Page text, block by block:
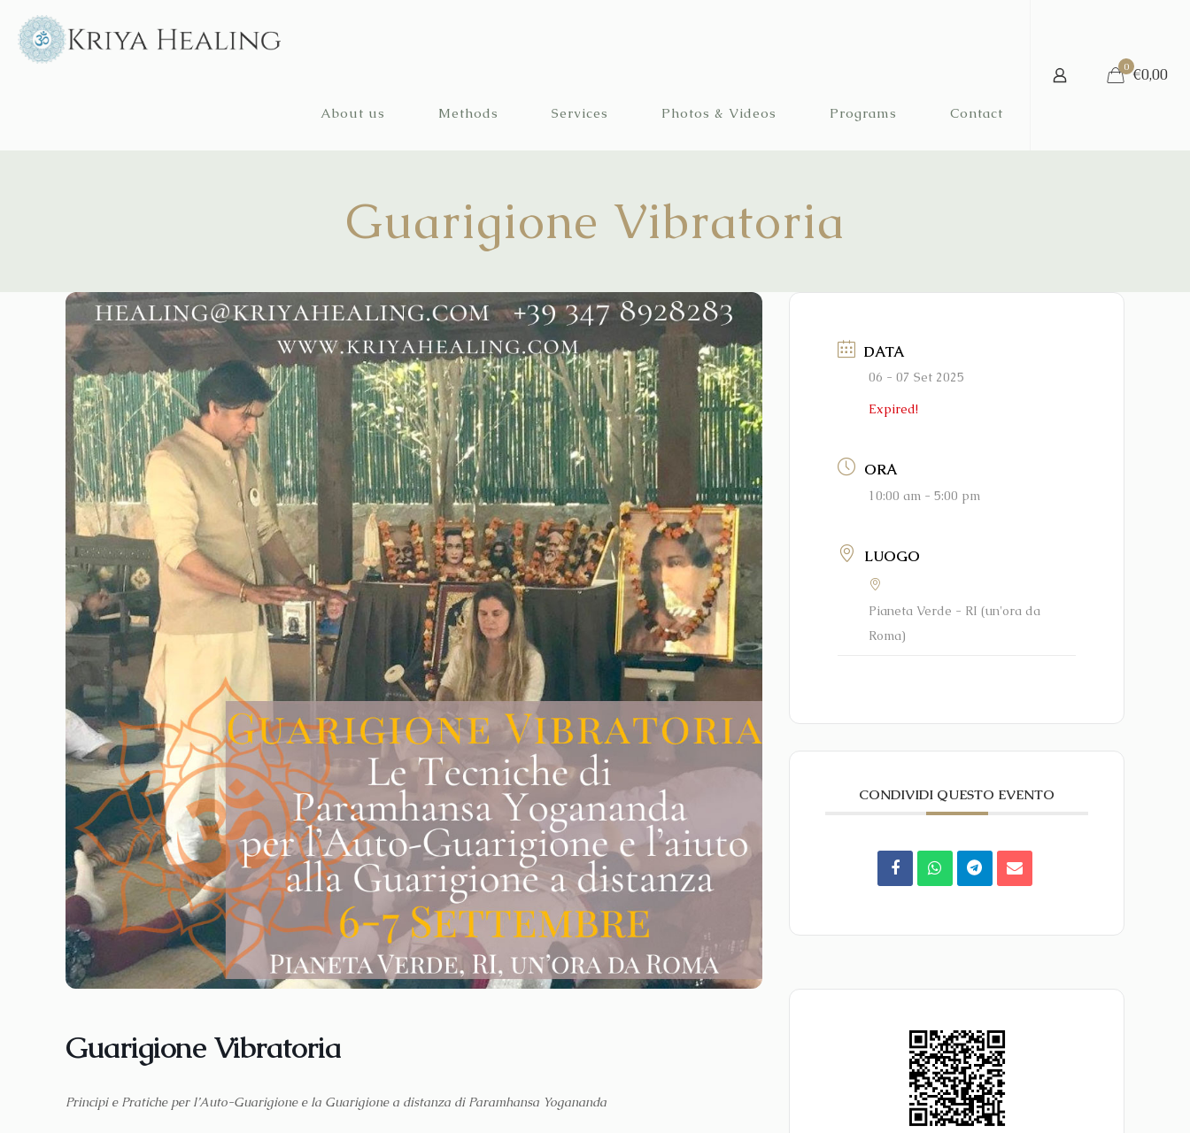
About us Methods Services Photos & Videos Programs Contact
0 €0,00
Guarigione Vibratoria
Guarigione Vibratoria
Principi e Pratiche per l’Auto-Guarigione e la Guarigione a distanza di Paramhansa Yogananda
DATA
06 - 07 Set 2025
Expired!
ORA
10:00 am - 5:00 pm
LUOGO
Pianeta Verde - RI (un'ora da
Roma)
CONDIVIDI QUESTO EVENTO